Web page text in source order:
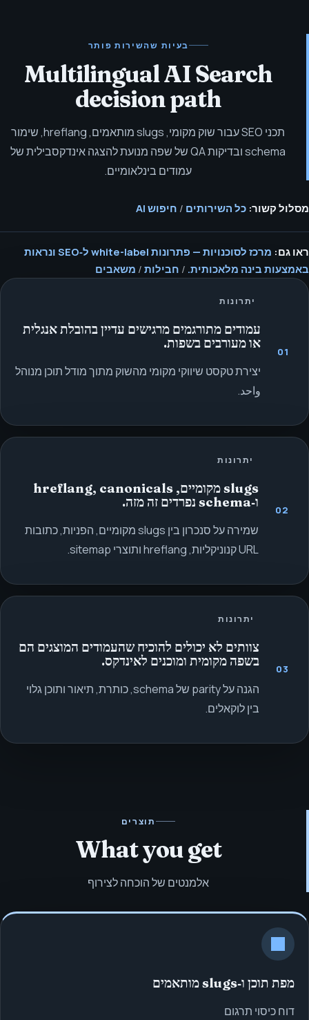
בעיות שהשירות פותר
Multilingual AI Search
decision path
תכני SEO עבור שוק מקומי, slugs מותאמים, hreflang, שימור
schema ובדיקות QA של שפה מנועת להצגה אינדקסבילית של
עמודים בינלאומיים.
מסלול קשור: כל השירותים / חיפוש AI
ראו גם:
מרכז לסוכנויות — פתרונות white-label ל‑SEO ונראות
באמצעות בינה מלאכותית. / חבילות / משאבים
01
יתרונות
עמודים מתורגמים מרגישים עדיין בהובלת אנגלית
או מעורבים בשפות.
יצירת טקסט שיווקי מקומי מהשוק מתוך מודל תוכן מנוהל
واحد.
02
יתרונות
slugs מקומיים, hreflang, canonicals
ו‑schema נפרדים זה מזה.
שמירה על סנכרון בין slugs מקומיים, הפניות, כתובות
URL קנוניקליות, hreflang ותוצרי sitemap.
03
יתרונות
צוותים לא יכולים להוכיח שהעמודים המוצגים הם
בשפה מקומית ומוכנים לאינדקס.
הגנה על parity של schema, כותרת, תיאור ותוכן גלוי
בין לוקאלים.
תוצרים
What you get
אלמנטים של הוכחה לצירוף
מפת תוכן ו‑slugs מותאמים
דוח כיסוי תרגום